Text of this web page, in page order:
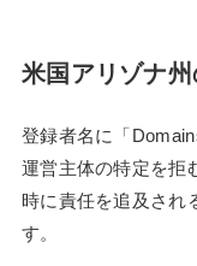
米国アリゾナ
登録者名に「
運営主体の特定を拒
時に責任を追及され
す。